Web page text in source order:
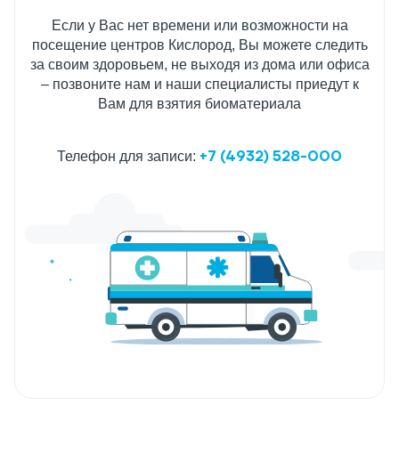
Если у Вас нет времени или возможности на
посещение центров Кислород, Вы можете следить
за своим здоровьем, не выходя из дома или офиса
– позвоните нам и наши специалисты приедут к
Вам для взятия биоматериала
Телефон для записи: +7 (4932) 528-000